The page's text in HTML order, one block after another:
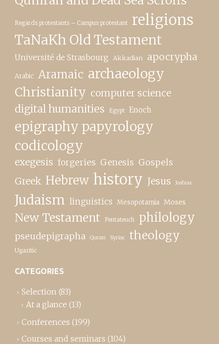
Regards protestants – Campus protestant religions
TaNaKh Old Testament
Université de Strasbourg Akkadian apocrypha
Arabic Aramaic archaeology
Christianity computer science
digital humanities Egypt Enoch
epigraphy papyrology
codicology
exegesis forgeries Genesis Gospels
Greek Hebrew history Jesus Joshua
Judaism linguistics Mesopotamia Moses
New Testament Pentateuch philology
pseudepigrapha Quran Syriac theology
Ugaritic
CATEGORIES
Selection (83)
At a glance (13)
Conferences (199)
Courses and seminars (104)